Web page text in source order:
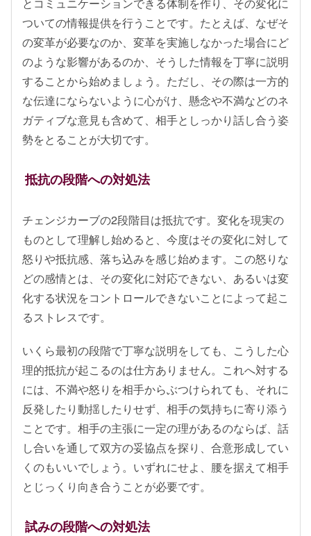
ついての情報提供を行うことです。たとえば、なぜそ
の変革が必要なのか、変革を実施しなかった場合にど
のような影響があるのか、そうした情報を丁寧に説明
することから始めましょう。ただし、その際は一方的
な伝達にならないように心がけ、懸念や不満などのネ
ガティブな意見も含めて、相手としっかり話し合う姿
勢をとることが大切です。
抵抗の段階への対処法
チェンジカーブの2段階目は抵抗です。変化を現実の
ものとして理解し始めると、今度はその変化に対して
怒りや抵抗感、落ち込みを感じ始めます。この怒りな
どの感情とは、その変化に対応できない、あるいは変
化する状況をコントロールできないことによって起こ
るストレスです。
いくら最初の段階で丁寧な説明をしても、こうした心
理的抵抗が起こるのは仕方ありません。これへ対する
には、不満や怒りを相手からぶつけられても、それに
反発したり動揺したりせず、相手の気持ちに寄り添う
ことです。相手の主張に一定の理があるのならば、話
し合いを通して双方の妥協点を探り、合意形成してい
くのもいいでしょう。いずれにせよ、腰を据えて相手
とじっくり向き合うことが必要です。
試みの段階への対処法